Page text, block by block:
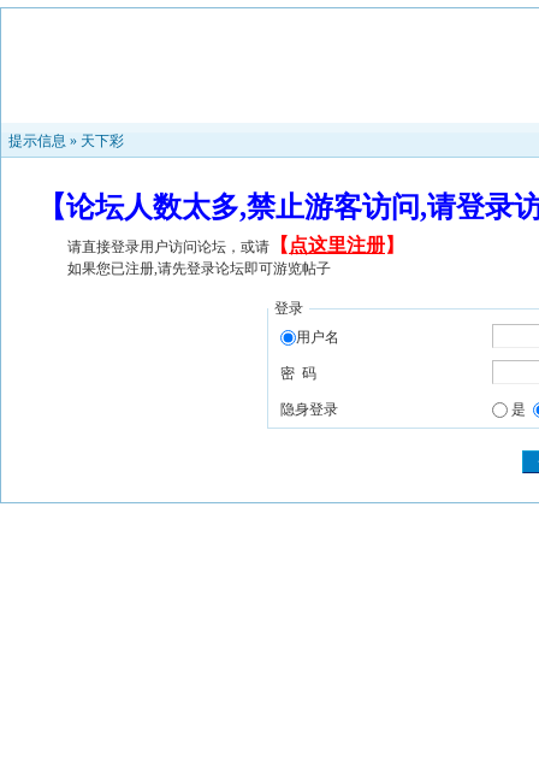
提示信息 » 天下彩
【论坛人数太多,禁止游客访问,请登
请直接登录用户访问论坛，或请 【 点这里注册】
如果您已注册,请先登录论坛即可游览帖子
登录
用户名
密 码
隐身登录 是